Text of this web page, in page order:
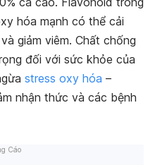
hóa mạnh có thể cải
giảm viêm. Chất chống
đối với sức khỏe của
stress oxy hóa –
nhận thức và các bệnh
Cáo